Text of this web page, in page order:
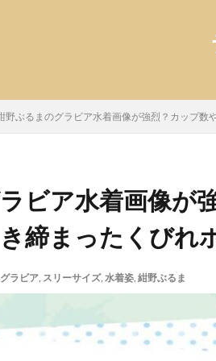
野ぶるまのグラビア水着画像が強烈？カップ数
ビア水着画像が
締まったくびれ
グラビア, スリーサイズ, 水着姿, 紺野ぶるま